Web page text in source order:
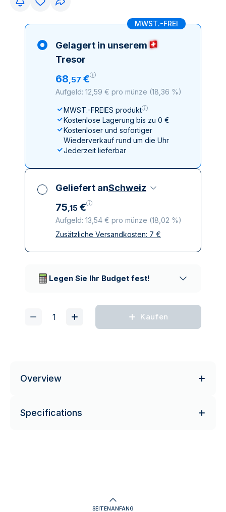
MWST.-FREI
Gelagert in unserem
Tresor
68,57 €
Aufgeld: 12,59 € pro münze (18,36 %)
MWST.-FREIES produkt
Kostenlose Lagerung bis zu 0 €
Kostenloser und sofortiger
Wiederverkauf rund um die Uhr
Jederzeit lieferbar
Geliefert anSchweiz
75,15 €
Aufgeld: 13,54 € pro münze (18,02 %)
Alle Steuern inbegriffen
Zusätzliche Versandkosten: 7 €
Legen Sie Ihr Budget fest!
Kaufen
Overview
Specifications
SEITENANFANG